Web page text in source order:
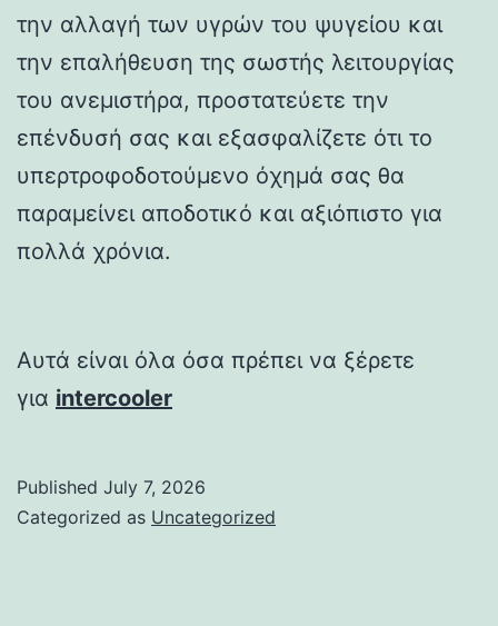
την αλλαγή των υγρών του ψυγείου και
την επαλήθευση της σωστής λειτουργίας
του ανεμιστήρα, προστατεύετε την
επένδυσή σας και εξασφαλίζετε ότι το
υπερτροφοδοτούμενο όχημά σας θα
παραμείνει αποδοτικό και αξιόπιστο για
πολλά χρόνια.
Αυτά είναι όλα όσα πρέπει να ξέρετε
για intercooler
Published July 7, 2026
Categorized as Uncategorized